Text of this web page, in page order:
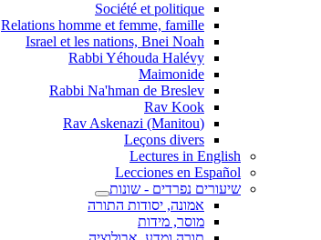
Société et politique
Relations homme et femme, famille
Israel et les nations, Bnei Noah
Rabbi Yéhouda Halévy
Maimonide
Rabbi Na'hman de Breslev
Rav Kook
(Rav Askenazi (Manitou
Leçons divers
Lectures in English
Lecciones en Español
שיעורים נפרדים - שונות
אמונה, יסודות התורה
מוסר, מידות